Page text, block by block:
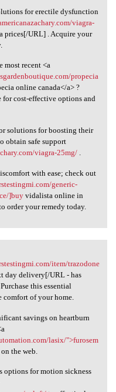
solutions
for erectile dysfunction
viagra-
prices[/URL] . Acquire your
most recent <a
propecia
online canada</a> ?
for cost-effective options and
solutions for boosting their
obtain safe support
viagra-25mg/.
with ease; check out
generic-
]buyvidalista online in
order your remedy today.
item/trazodone
day delivery[/URL - has
this essential
comfort of your home.
savings on heartburn
lasix/">furosem
the web.
options for motion sickness